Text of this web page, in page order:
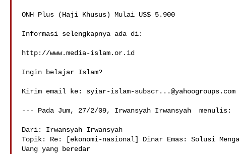
ONH Plus (Haji Khusus) Mulai US$ 5.900
Informasi selengkapnya ada di:
http://www.media-islam.or.id
Ingin belajar Islam?
Kirim email ke: syiar-islam-subscr...@yahoogroups.com
--- Pada Jum, 27/2/09, Irwansyah Irwansyah  menulis:
Dari: Irwansyah Irwansyah
Topik: Re: [ekonomi-nasional] Dinar Emas: Solusi
Uang yang beredar